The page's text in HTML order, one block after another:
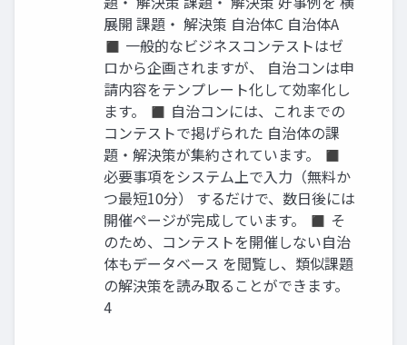
展開 課題・ 解決策 自治体C 自治体A
◼ 一般的なビジネスコンテストはゼ
ロから企画されますが、 自治コンは申
請内容をテンプレート化して効率化し
ます。 ◼ 自治コンには、これまでの
コンテストで掲げられた 自治体の課
題・解決策が集約されています。 ◼
必要事項をシステム上で入力（無料か
つ最短10分） するだけで、数日後には
開催ページが完成しています。 ◼ そ
のため、コンテストを開催しない自治
体もデータベース を閲覧し、類似課題
の解決策を読み取ることができます。
4